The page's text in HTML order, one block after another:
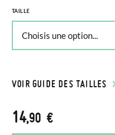
TAILLE
VOIR GUIDE DES TAILLES
14,90 €